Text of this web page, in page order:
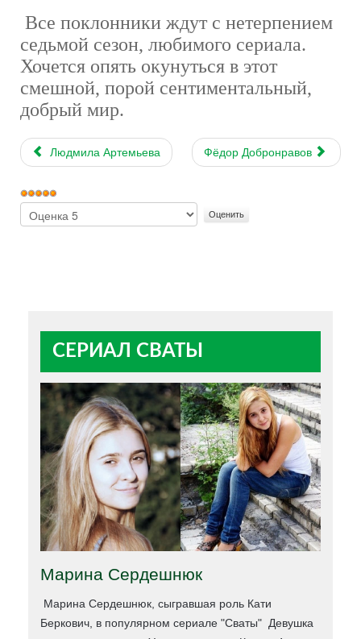
Все поклонники ждут с нетерпением
седьмой сезон, любимого сериала.
Хочется опять окунуться в этот
смешной, порой сентиментальный,
добрый мир.
Людмила Артемьева Фёдор Добронравов
Рейтинг:
Пожалуйста,
СЕРИАЛ СВАТЫ
Марина Сердешнюк
Марина Сердешнюк, сыгравшая роль Кати
Беркович, в популярном сериале "Сваты" Девушка